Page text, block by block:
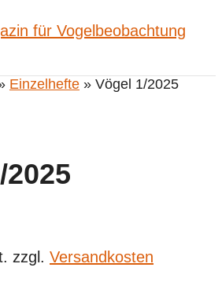
Einzelhefte » Vögel 1/2025
zzgl. Versandkosten